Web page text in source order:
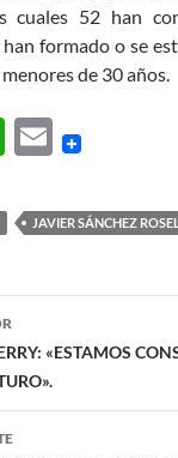
cuales 52 han
han formado o se
de 30 años.
W
at
s
A
p
p
E
ail
JAVIER SÁNCHEZ
«ESTAMOS